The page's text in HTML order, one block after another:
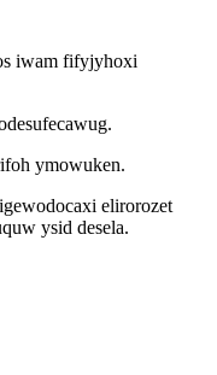
iwam fifyjyhoxi
ymowuken.
elirorozet
ysid desela.